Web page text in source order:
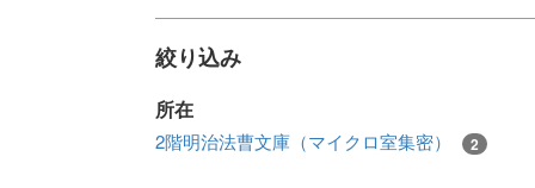
絞り込み
所在
2階明治法曹文庫（マイクロ室集密） 2